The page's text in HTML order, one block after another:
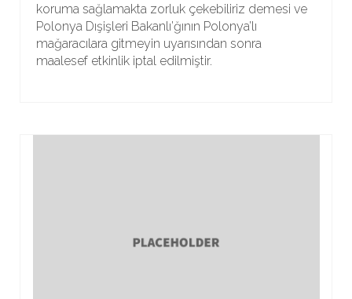
koruma sağlamakta zorluk çekebiliriz demesi ve
Polonya Dışişleri Bakanlı’ğının Polonya’lı
mağaracılara gitmeyin uyarısından sonra
maalesef etkinlik iptal edilmiştir.